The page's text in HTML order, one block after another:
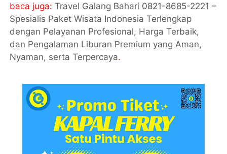
baca juga:Travel Galang Bahari 0821-8685-2221 –
Spesialis Paket Wisata Indonesia Terlengkap
dengan Pelayanan Profesional, Harga Terbaik,
dan Pengalaman Liburan Premium yang Aman,
Nyaman, serta Terpercaya.